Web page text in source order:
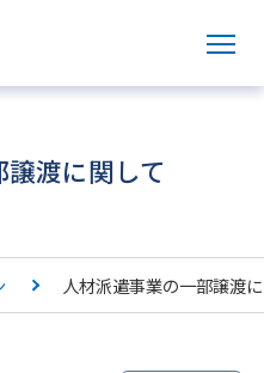
サ
渡に関して
人材派遣事業の一部譲渡